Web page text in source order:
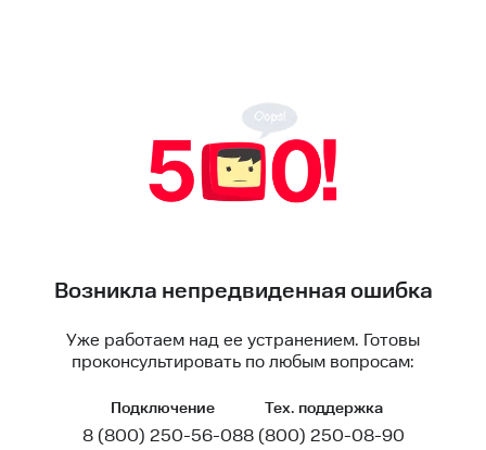
Возникла непредвиденная ошибка
Уже работаем над ее устранением. Готовы
проконсультировать по любым вопросам:
Подключение
8 (800) 250-56-08
Тех. поддержка
8 (800) 250-08-90